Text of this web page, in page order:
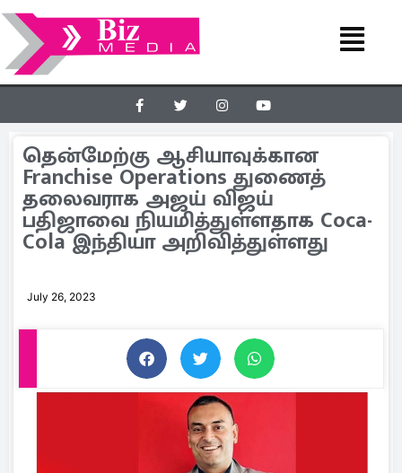
தென்மேற்கு ஆசியாவுக்கான
Franchise Operations துணைத்
தலைவராக அஜய் விஜய்
பதிஜாவை நியமித்துள்ளதாக Coca-
Cola இந்தியா அறிவித்துள்ளது
July 26, 2023